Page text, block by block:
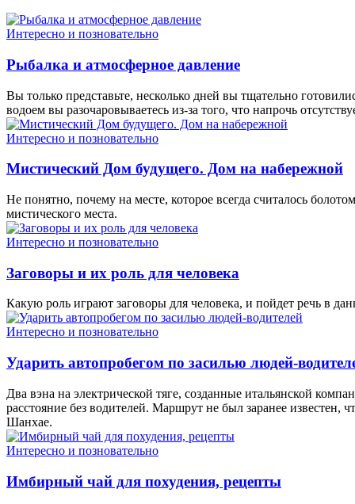
Интересно и позновательно
Рыбалка и атмосферное давление
Вы только представьте, несколько дней вы тщательно
водоем вы разочаровываетесь из-за того, что напрочь
Интересно и позновательно
Мистический Дом будущего. Дом на набережной
Не понятно, почему на месте, которое всегда считалось
мистического места.
Интересно и позновательно
Заговоры и их роль для человека
Какую роль играют заговоры для человека, и пойдет речь в
Интересно и позновательно
Ударить автопробегом по засилью людей-
Два вэна на электрической тяге, созданные итальянской
расстояние без водителей. Маршрут не был заранее известен,
Шанхае.
Интересно и позновательно
Имбирный чай для похудения, рецепты